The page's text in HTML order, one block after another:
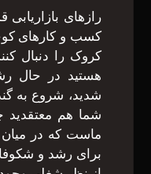
رازهای بازاریابی
کسب و کارهای
کروک را دنبال
هستید در حال
شدید، شروع به
شما هم
ماست که در
برای رشد و